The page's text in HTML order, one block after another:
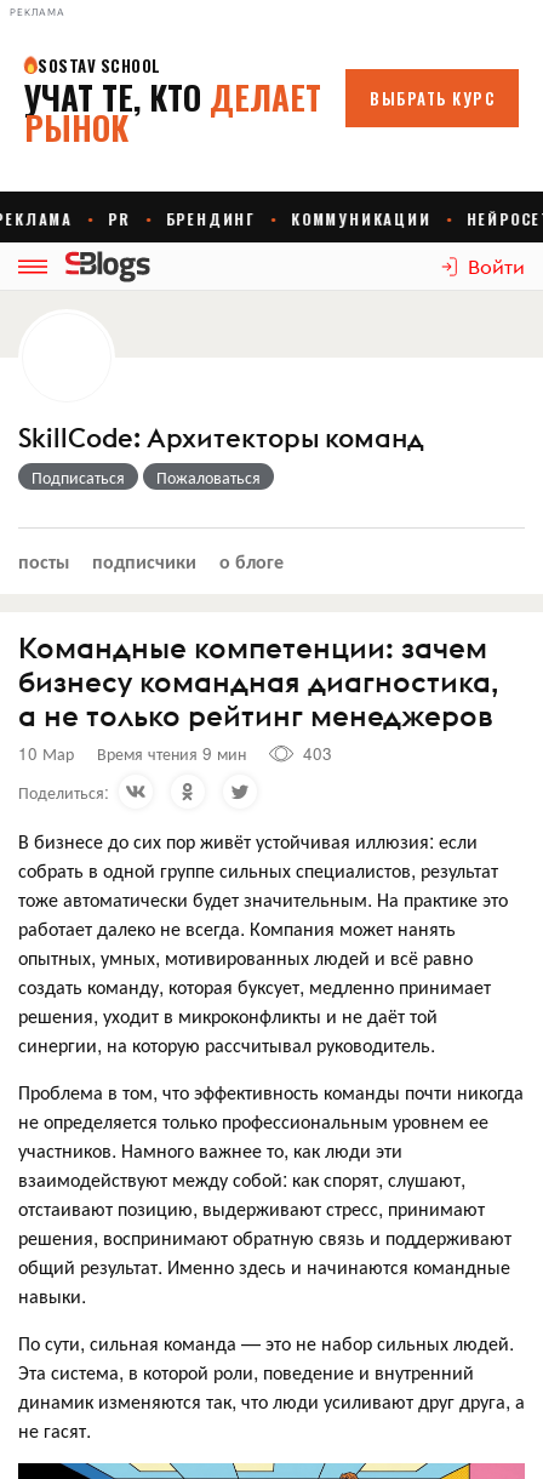
РЕКЛАМА
Войти
SkillCode: Архитекторы команд
Подписаться Пожаловаться
посты подписчики о блоге
Командные компетенции: зачем
бизнесу командная диагностика,
а не только рейтинг менеджеров
10 Мар Время чтения 9 мин
403
Поделиться:
В бизнесе до сих пор живёт устойчивая иллюзия: если
собрать в одной группе сильных специалистов, результат
тоже автоматически будет значительным. На практике это
работает далеко не всегда. Компания может нанять
опытных, умных, мотивированных людей и всё равно
создать команду, которая буксует, медленно принимает
решения, уходит в микроконфликты и не даёт той
синергии, на которую рассчитывал руководитель.
Проблема в том, что эффективность команды почти никогда
не определяется только профессиональным уровнем ее
участников. Намного важнее то, как люди эти
взаимодействуют между собой: как спорят, слушают,
отстаивают позицию, выдерживают стресс, принимают
решения, воспринимают обратную связь и поддерживают
общий результат. Именно здесь и начинаются командные
навыки.
По сути, сильная команда — это не набор сильных людей.
Эта система, в которой роли, поведение и внутренний
динамик изменяются так, что люди усиливают друг друга, а
не гасят.